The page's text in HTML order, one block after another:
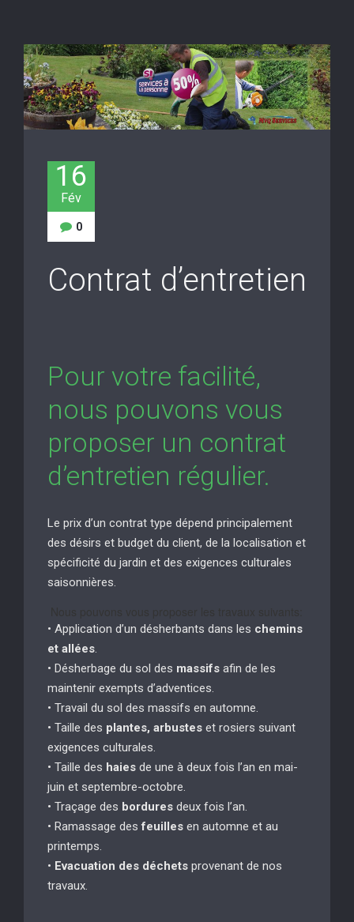
16
Fév
0
Contrat d’entretien
Pour votre facilité,
nous pouvons vous
proposer un contrat
d’entretien régulier.
Le prix d’un contrat type dépend principalement
des désirs et budget du client, de la localisation et
spécificité du jardin et des exigences culturales
saisonnières.
• Application d’un désherbants dans les chemins
et allées
• Désherbage du sol des massifs afin de les
maintenir exempts d’adventices.
• Travail du sol des massifs en automne.
• Taille des plantes, arbustes et rosiers suivant
exigences culturales.
• Taille des haies de une à deux fois l’an en mai-
juin et septembre-octobre.
• Traçage des bordures deux fois l’an.
• Ramassage desfeuilles en automne et au
printemps.
• Evacuation des déchets provenant de nos
travaux.